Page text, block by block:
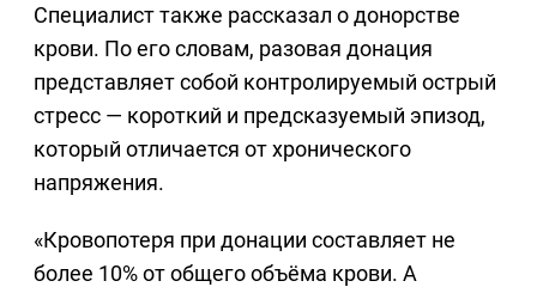
Специалист также рассказал о донорстве
крови. По его словам, разовая донация
представляет собой контролируемый острый
стресс — короткий и предсказуемый эпизод,
который отличается от хронического
напряжения.
«Кровопотеря при донации составляет не
более 10% от общего объёма крови. А